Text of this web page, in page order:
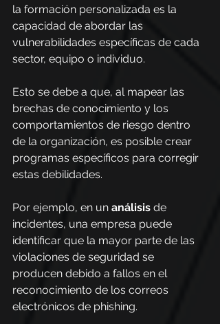
la formación personalizada es la
capacidad de abordar las
vulnerabilidades específicas de cada
sector, equipo o individuo.
Esto se debe a que, al mapear las
brechas de conocimiento y los
comportamientos de riesgo dentro
de la organización, es posible crear
programas específicos para corregir
estas debilidades.
Por ejemplo, en un análisis de
incidentes, una empresa puede
identificar que la mayor parte de las
violaciones de seguridad se
producen debido a fallos en el
reconocimiento de los correos
electrónicos de phishing.